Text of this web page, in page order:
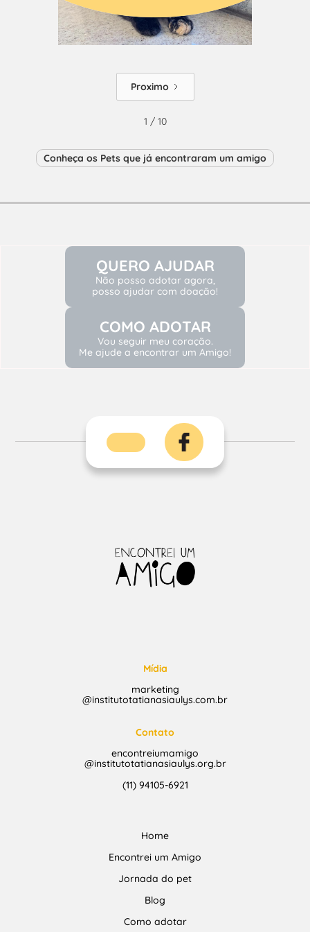
Proximo
1 / 10
Conheça os Pets que já encontraram um amigo
QUERO AJUDAR
Não posso adotar agora,
posso ajudar com doação!
COMO ADOTAR
Vou seguir meu coração.
Me ajude a encontrar um Amigo!
Mídia
marketing
@institutotatianasiaulys.com.br
Contato
encontreiumamigo
@institutotatianasiaulys.org.br
(11) 94105-6921
Home
Encontrei um Amigo
Jornada do pet
Blog
Como adotar